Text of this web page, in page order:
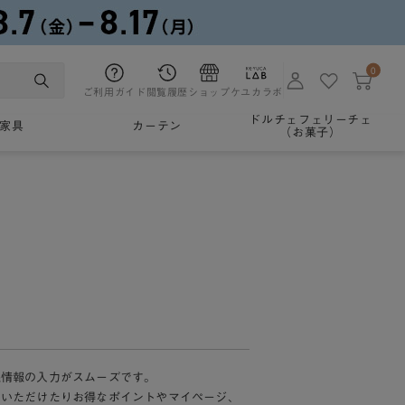
ご利用ガイド 閲覧履歴 ショップケユカラボ
0
家具 カーテン
ドルチェフェリーチェ
（お菓子）
報の入力がスムーズです。
ただけたりお得なポイントやマイページ、